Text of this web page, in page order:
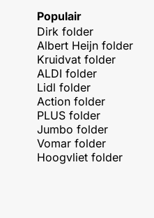
Populair
Dirk folder
Albert Heijn folder
Kruidvat folder
ALDI folder
Lidl folder
Action folder
PLUS folder
Jumbo folder
Vomar folder
Hoogvliet folder